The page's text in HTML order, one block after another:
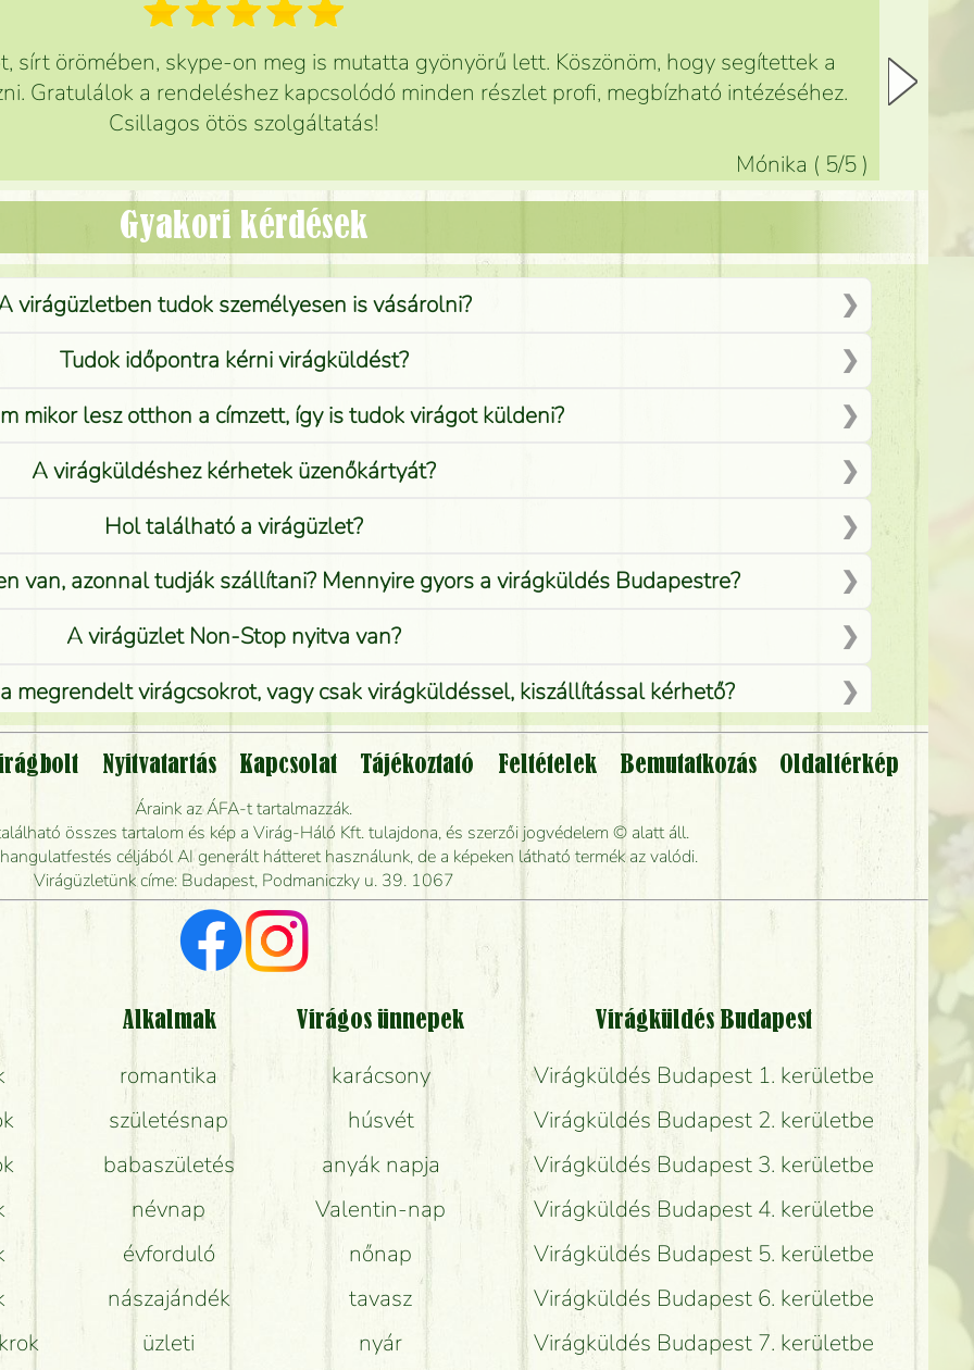
sírt örömében, skype-on meg is mutatta gyönyörű lett. Köszönöm, hogy segítettek a
Gratulálok a rendeléshez kapcsolódó minden részlet profi, megbízható intézéséhez.
Csillagos ötös szolgáltatás!
Mónika ( 5/5 )
Gyakori kérdések
virágüzletben tudok személyesen is vásárolni?
Tudok időpontra kérni virágküldést?
mikor lesz otthon a címzett, így is tudok virágot küldeni?
A virágküldéshez kérhetek üzenőkártyát?
Hol található a virágüzlet?
van, azonnal tudják szállítani? Mennyire gyors a virágküldés Budapestre?
A virágüzlet Non-Stop nyitva van?
megrendelt virágcsokrot, vagy csak virágküldéssel, kiszállítással kérhető?
Vidékre is lehet rendelni?
virágküldést úgy, hogy még ma kiszállítsák?
elkészíteni a csokrot, és mikor tudják leghamarabb kiszállítani?
Vörös rózsát keresek, van önöknél?
Milyen visszajelzést kapok a virágküldésről?
Tényleg azt kapom, ami a képen van?
Mit kell tudni a virágcsokrok szállításáról?
Hogy marad a lehető legtovább friss a csokor?
Tudok adventi koszorút vásárolni boltban?
Nyitvatartás Kapcsolat Tájékoztató Feltételek Bemutatkozás
Oldaltérkép
Áraink az ÁFA-t tartalmazzák.
összes tartalom és kép a Virág-Háló Kft. tulajdona, és szerzői jogvédelem © alatt áll.
céljából AI generált hátteret használunk, de a képeken látható termék az valódi.
Virágüzletünk címe: Budapest, Podmaniczky u. 39. 1067
Alkalmak
romantika
születésnap
babaszületés
névnap
évforduló
nászajándék
üzleti
Virágos ünnepek
karácsony
húsvét
anyák napja
Valentin-nap
nőnap
tavasz
nyár
Virágküldés Budapest
Virágküldés Budapest 1. kerületbe
Virágküldés Budapest 2. kerületbe
Virágküldés Budapest 3. kerületbe
Virágküldés Budapest 4. kerületbe
Virágküldés Budapest 5. kerületbe
Virágküldés Budapest 6. kerületbe
Virágküldés Budapest 7. kerületbe